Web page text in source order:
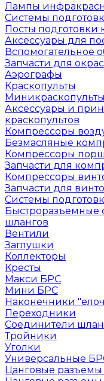
Лампы
Системы
Посты подготовки
Аксессуары для
Вспомогательное
Запчасти для
Аэрографы
Краскопульты
Миникраскопульты
Аксессуары и
краскопультов
Компрессоры
Безмасляные
Компрессоры
Запчасти для
Компрессоры
Запчасти для
Системы
Быстроразъемные
шлангов
Вентили
Заглушки
Коллекторы
Кресты
Макси БРС
Мини БРС
Наконечники
Переходники
Соединители
Тройники
Уголки
Универсальные
Цанговые разъемы